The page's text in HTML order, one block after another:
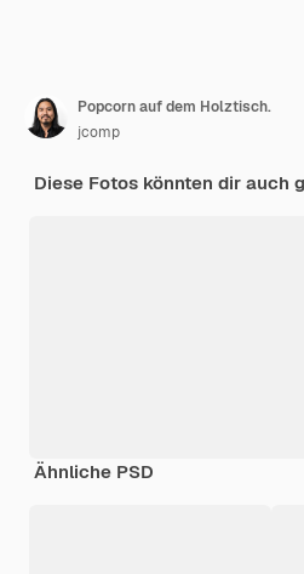
Popcorn auf dem Holztisch.
jcomp
Diese Fotos könnten dir auch
Ähnliche PSD